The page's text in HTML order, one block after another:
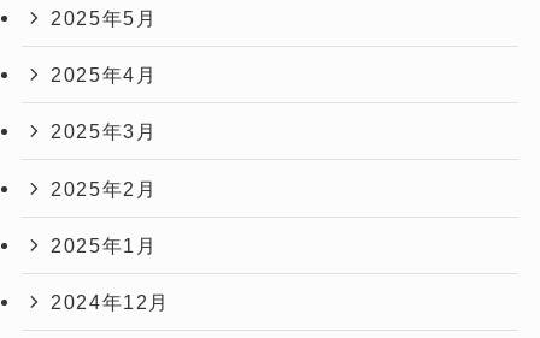
2025年5月
2025年4月
2025年3月
2025年2月
2025年1月
2024年12月